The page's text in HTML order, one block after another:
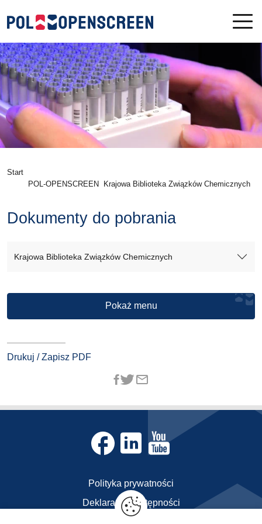
Start
POL-OPENSCREEN
Krajowa Biblioteka Związków Chemicznych
Dokumenty do pobrania
Krajowa Biblioteka Związków Chemicznych
Pokaż menu
Drukuj / Zapisz PDF
Polityka prywatności
Deklaracja dostępności